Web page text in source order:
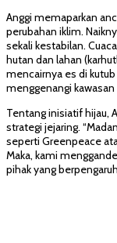
Anggi memaparkan
perubahan iklim.
sekali kestabilan.
hutan dan lahan
mencairnya es di
menggenangi kawasan
Tentang inisiatif hijau,
strategi jejaring.
seperti Greenpeace
Maka, kami
pihak yang